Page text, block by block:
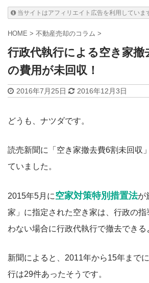
当サイトはアフィリエイト広告を利用していま
HOME > 不動産売却のコラム >
行政代執行による空き家撤
の費用が未回収！
2016年7月25日 2016年12月3日
どうも、ナツダです。
読売新聞に「空き家撤去費6割未回収
ていました。
2015年5月に空家対策特別措置法が
家」に指定された空き家は、行政の
わない場合に行政代執行で撤去できる
新聞によると、2011年から15年まで
行は29件あったそうです。